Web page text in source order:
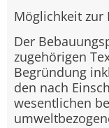
Möglichkeit zur
Der
zugehörigen
Begründung
den nach
wesentlichen